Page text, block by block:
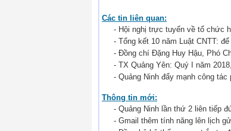
Các tin liên quan:
- Hội nghị trực tuyến về tổ chức
- Tổng kết 10 năm Luật CNTT:
- Đồng chí Đặng Huy Hậu, Phó
- TX Quảng Yên: Quý I năm
- Quảng Ninh đẩy mạnh công
Thông tin mới:
- Quảng Ninh lần thứ 2 liên tiếp
- Gmail thêm tính năng lên lịch